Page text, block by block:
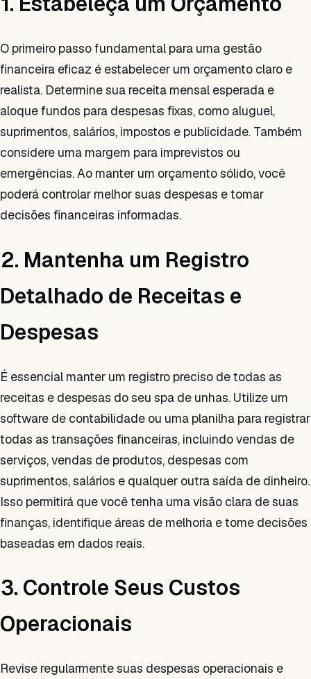
O primeiro passo fundamental para uma gestão
financeira eficaz é estabelecer um orçamento claro e
realista. Determine sua receita mensal esperada e
aloque fundos para despesas fixas, como aluguel,
suprimentos, salários, impostos e publicidade. Também
considere uma margem para imprevistos ou
emergências. Ao manter um orçamento sólido, você
poderá controlar melhor suas despesas e tomar
decisões financeiras informadas.
2. Mantenha um Registro
Detalhado de Receitas e
Despesas
É essencial manter um registro preciso de todas as
receitas e despesas do seu spa de unhas. Utilize um
software de contabilidade ou uma planilha para registrar
todas as transações financeiras, incluindo vendas de
serviços, vendas de produtos, despesas com
suprimentos, salários e qualquer outra saída de dinheiro.
Isso permitirá que você tenha uma visão clara de suas
finanças, identifique áreas de melhoria e tome decisões
baseadas em dados reais.
3. Controle Seus Custos
Operacionais
Revise regularmente suas despesas operacionais e